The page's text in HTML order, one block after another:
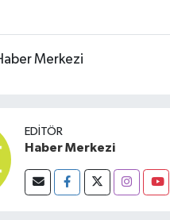
Merkezi
EDITÖR
Haber Merkezi